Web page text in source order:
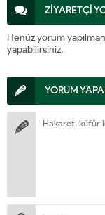
ZİYARETÇİ
Henüz yorum
yapabilirsiniz.
YORUM